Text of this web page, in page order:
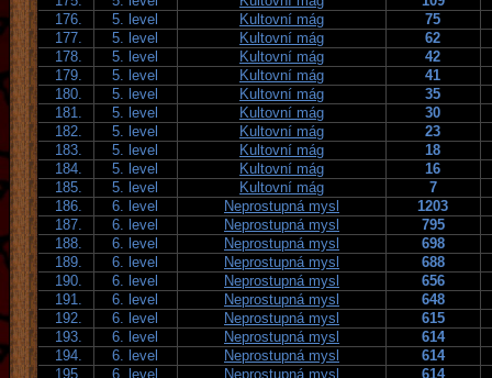
176.
5. level Kultovní mág
75
177.
5. level Kultovní mág
62
178.
5. level Kultovní mág
42
179.
5. level Kultovní mág
41
180.
5. level Kultovní mág
35
181.
5. level Kultovní mág
30
182.
5. level Kultovní mág
23
183.
5. level Kultovní mág
18
184.
5. level Kultovní mág
16
185.
5. level Kultovní mág
7
186.
6. level Neprostupná mysl
1203
187.
6. level Neprostupná mysl
795
188.
6. level Neprostupná mysl
698
189.
6. level Neprostupná mysl
688
190.
6. level Neprostupná mysl
656
191.
6. level Neprostupná mysl
648
192.
6. level Neprostupná mysl
615
193.
6. level Neprostupná mysl
614
194.
6. level Neprostupná mysl
614
195.
6. level Neprostupná mysl
614